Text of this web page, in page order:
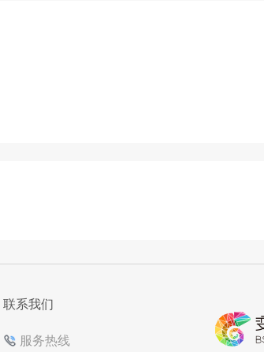
联系我们
服务热线